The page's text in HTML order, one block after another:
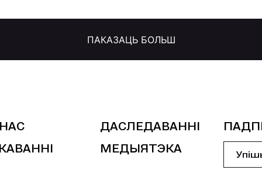
ПАКАЗАЦЬ БОЛЬШ
ДАСЛЕДАВАННІ
МЕДЫЯТЭКА